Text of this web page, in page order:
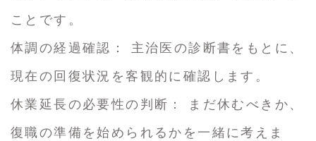
ことです。
体調の経過確認： 主治医の診断書をもとに、
現在の回復状況を客観的に確認します。
休業延長の必要性の判断： まだ休むべきか、
復職の準備を始められるかを一緒に考えま